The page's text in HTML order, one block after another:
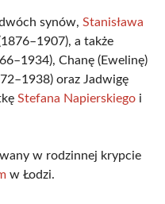
synów, Stanisława
a także
Chanę (Ewelinę)
oraz Jadwigę
Stefana Napierskiego i
w rodzinnej krypcie
w Łodzi.